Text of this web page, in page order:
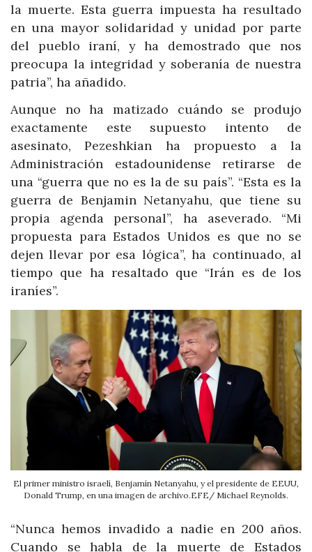
la muerte. Esta guerra impuesta ha resultado
en una mayor solidaridad y unidad por parte
del pueblo iraní, y ha demostrado que nos
preocupa la integridad y soberanía de nuestra
patria”, ha añadido.
Aunque no ha matizado cuándo se produjo
exactamente este supuesto intento de
asesinato, Pezeshkian ha propuesto a la
Administración estadounidense retirarse de
una “guerra que no es la de su país”. “Esta es la
guerra de Benjamin Netanyahu, que tiene su
propia agenda personal”, ha aseverado. “Mi
propuesta para Estados Unidos es que no se
dejen llevar por esa lógica”, ha continuado, al
tiempo que ha resaltado que “Irán es de los
iraníes”.
El primer ministro israelí, Benjamín Netanyahu, y el presidente de EEUU,
Donald Trump, en una imagen de archivo.EFE/ Michael Reynolds.
“Nunca hemos invadido a nadie en 200 años.
Cuando se habla de la muerte de Estados